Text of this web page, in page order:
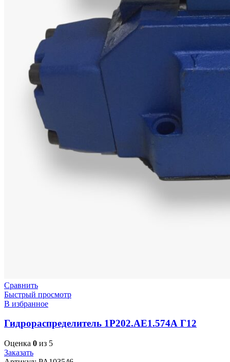
Сравнить
Быстрый просмотр
В избранное
Гидрораспределитель 1Р202.АЕ1.574А Г12
Оценка 0 из 5
Заказать